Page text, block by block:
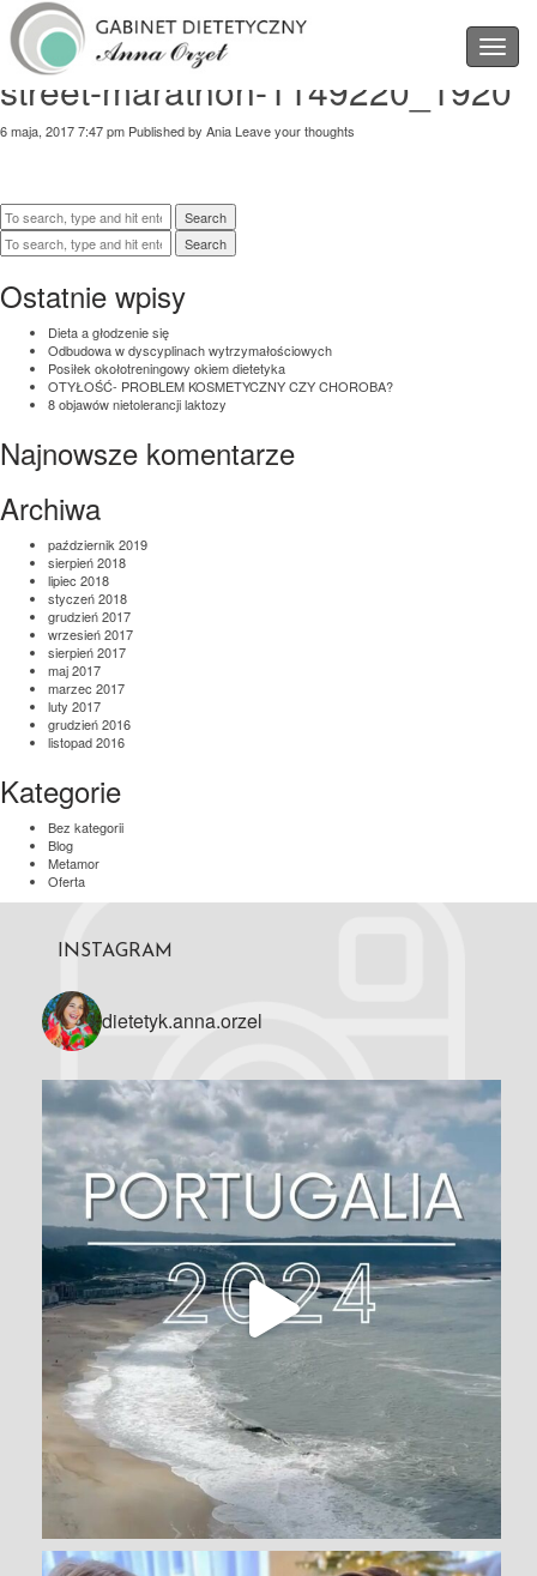
Latest Posts
street-marathon-1149220_1920
6 maja, 2017 7:47 pm Published by Ania Leave your thoughts
Search
Search
Ostatnie wpisy
Dieta a głodzenie się
Odbudowa w dyscyplinach wytrzymałościowych
Posiłek okołotreningowy okiem dietetyka
OTYŁOŚĆ- PROBLEM KOSMETYCZNY CZY CHOROBA?
8 objawów nietolerancji laktozy
Najnowsze komentarze
Archiwa
październik 2019
sierpień 2018
lipiec 2018
styczeń 2018
grudzień 2017
wrzesień 2017
sierpień 2017
maj 2017
marzec 2017
luty 2017
grudzień 2016
listopad 2016
Kategorie
Bez kategorii
Blog
Metamor
Oferta
INSTAGRAM
dietetyk.anna.orzel